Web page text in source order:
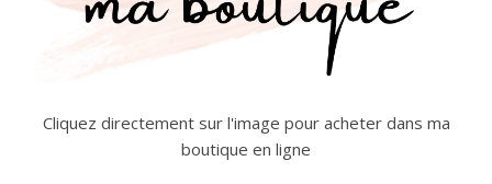
Cliquez directement sur l'image pour acheter dans ma
boutique en ligne